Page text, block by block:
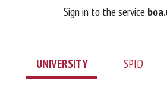
Sign in to the service
UNIVERSITY SPID